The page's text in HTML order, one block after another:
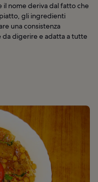
il nome deriva dal fatto che
gli ingredienti
una consistenza
da digerire e adatta a tutte